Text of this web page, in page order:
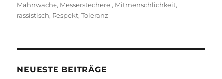
am
Mahnwache, Messerstecherei, Mitmenschlichkeit,
rassistisch, Respekt,Toleranz
NEUESTE BEITRÄGE